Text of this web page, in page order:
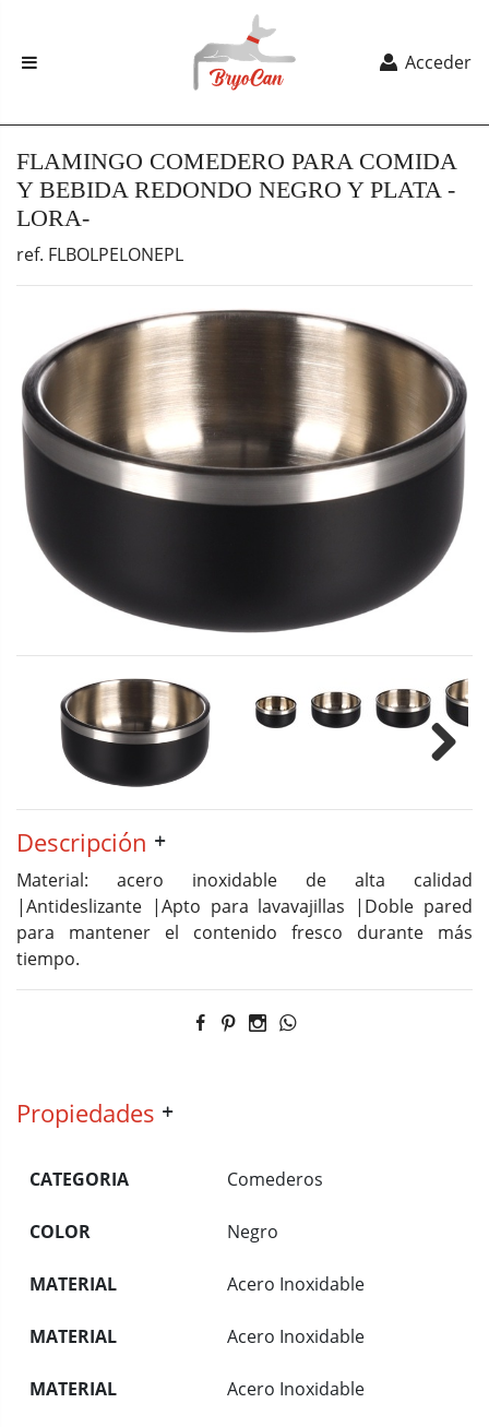
Acceder
FLAMINGO COMEDERO PARA COMIDA
Y BEBIDA REDONDO NEGRO Y PLATA -
LORA-
ref. FLBOLPELONEPL
Descripción
Material: acero inoxidable de alta calidad
|Antideslizante |Apto para lavavajillas |Doble pared
para mantener el contenido fresco durante más
tiempo.
Propiedades
CATEGORIA Comederos
COLOR Negro
MATERIAL Acero Inoxidable
MATERIAL Acero Inoxidable
MATERIAL Acero Inoxidable